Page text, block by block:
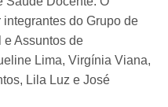
do Grupo de
Assuntos de
Lima, Virgínia Viana,
Lila Luz e José